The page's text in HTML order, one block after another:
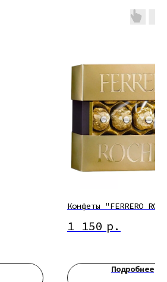
Конфеты "FERRERO
1 150 р.
Подробнее